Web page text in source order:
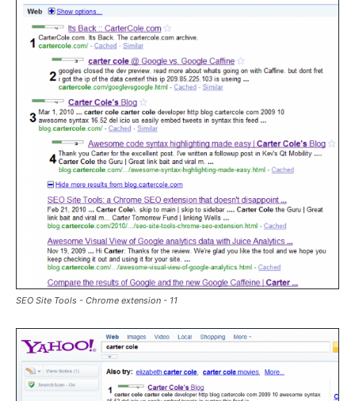
SEO Site Tools - Chrome extension - 11